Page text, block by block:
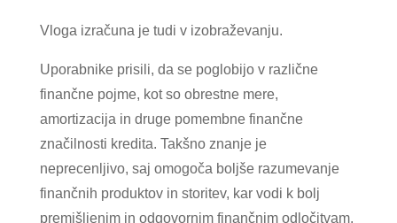
Vloga izračuna je tudi v izobraževanju.
Uporabnike prisili, da se poglobijo v različne
finančne pojme, kot so obrestne mere,
amortizacija in druge pomembne finančne
značilnosti kredita. Takšno znanje je
neprecenljivo, saj omogoča boljše razumevanje
finančnih produktov in storitev, kar vodi k bolj
premišljenim in odgovornim finančnim odločitvam.